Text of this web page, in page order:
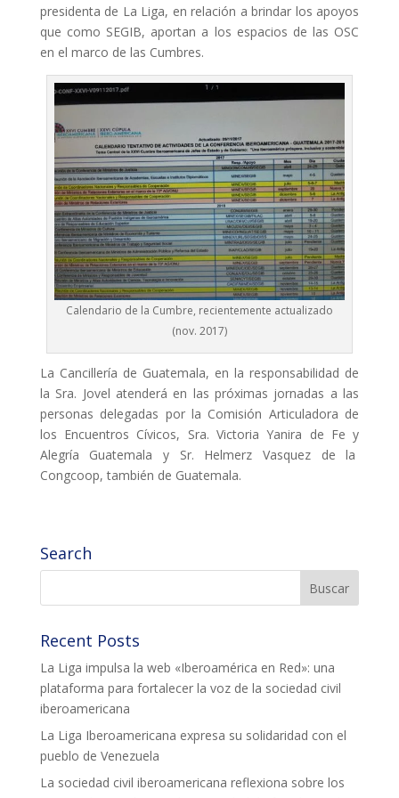
presidenta de La Liga, en relación a brindar los apoyos
que como SEGIB, aportan a los espacios de las OSC
en el marco de las Cumbres.
Calendario de la Cumbre, recientemente actualizado
(nov. 2017)
La Cancillería de Guatemala, en la responsabilidad de
la Sra. Jovel atenderá en las próximas jornadas a las
personas delegadas por la Comisión Articuladora de
los Encuentros Cívicos, Sra. Victoria Yanira de Fe y
Alegría Guatemala y Sr. Helmerz Vasquez de la
Congcoop, también de Guatemala.
Search
Recent Posts
La Liga impulsa la web «Iberoamérica en Red»: una
plataforma para fortalecer la voz de la sociedad civil
iberoamericana
La Liga Iberoamericana expresa su solidaridad con el
pueblo de Venezuela
La sociedad civil iberoamericana reflexiona sobre los
ACTUALITAT
Notícies
Butlletins
Diari de la Fundació
Fundesplai als mitjans
Xarxes socials
COL·LABORA
Fes voluntariat
Fes un donatiu